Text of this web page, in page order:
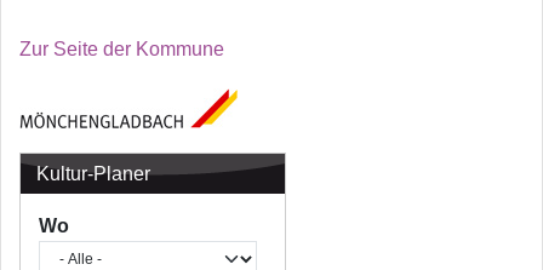
Zur Seite der Kommune
Kultur-Planer
Wo